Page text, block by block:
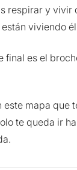
respirar y vivir
viviendo
final es el
este mapa que
te queda ir